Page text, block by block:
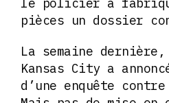
pièces un dossier
La semaine
Kansas City a
d’une enquête